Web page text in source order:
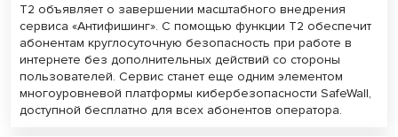
Т2 объявляет о завершении масштабного внедрения
сервиса «Антифишинг». С помощью функции Т2 обеспечит
абонентам круглосуточную безопасность при работе в
интернете без дополнительных действий со стороны
пользователей. Сервис станет еще одним элементом
многоуровневой платформы кибербезопасности SafeWall,
доступной бесплатно для всех абонентов оператора.